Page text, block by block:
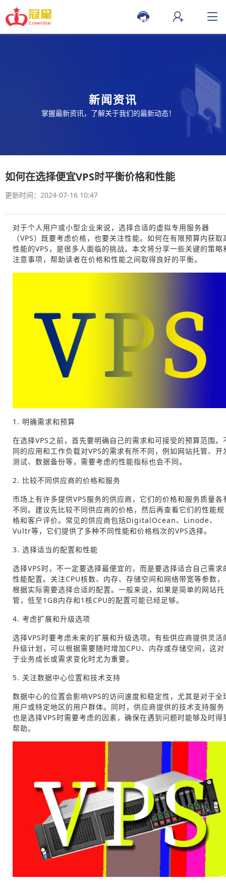
新闻资讯
掌握最新资讯，了解关于我们的最新动态！
如何在选择便宜VPS时平衡价格和性能
更新时间：2024-07-16 10:47
对于个人用户或小型企业来说，选择合适的虚拟专用服务器
（VPS）既要考虑价格，也要关注性能。如何在有限预算内获取
性能的VPS，是很多人面临的挑战。本文将分享一些关键的策略
注意事项，帮助读者在价格和性能之间取得良好的平衡。
1. 明确需求和预算
在选择VPS之前，首先要明确自己的需求和可接受的预算范围。
同的应用和工作负载对VPS的需求有所不同，例如网站托管、开
测试、数据备份等，需要考虑的性能指标也会不同。
2. 比较不同供应商的价格和服务
市场上有许多提供VPS服务的供应商，它们的价格和服务质量各
不同。建议先比较不同供应商的价格，然后再查看它们的性能规
格和客户评价。常见的供应商包括DigitalOcean、Linode、
Vultr等，它们提供了多种不同性能和价格档次的VPS选择。
3. 选择适当的配置和性能
选择VPS时，不一定要选择最便宜的，而是要选择适合自己需求
性能配置。关注CPU核数、内存、存储空间和网络带宽等参数，
根据实际需要选择合适的配置。一般来说，如果是简单的网站托
管，低至1GB内存和1核CPU的配置可能已经足够。
4. 考虑扩展和升级选项
选择VPS时要考虑未来的扩展和升级选项。有些供应商提供灵活
升级计划，可以根据需要随时增加CPU、内存或存储空间，这对
于业务成长或需求变化时尤为重要。
5. 关注数据中心位置和技术支持
数据中心的位置会影响VPS的访问速度和稳定性，尤其是对于全
用户或特定地区的用户群体。同时，供应商提供的技术支持服务
也是选择VPS时需要考虑的因素，确保在遇到问题时能够及时得
帮助。